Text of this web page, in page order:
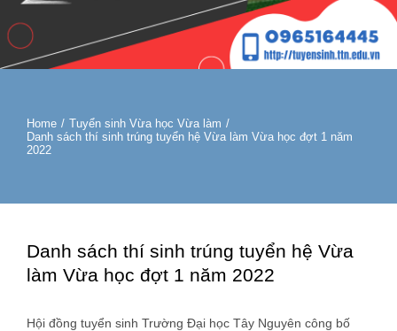
Home / Tuyển sinh Vừa học Vừa làm /
Danh sách thí sinh trúng tuyển hệ Vừa làm Vừa học đợt 1 năm
2022
Danh sách thí sinh trúng tuyển hệ Vừa
làm Vừa học đợt 1 năm 2022
Hội đồng tuyển sinh Trường Đại học Tây Nguyên công bố